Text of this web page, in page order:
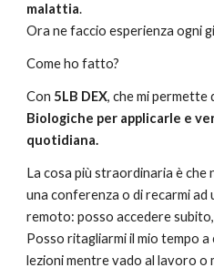
malattia.
Orane faccio esperienza ogni
Come ho fatto?
Con 5LB DEX, che mi permette
Biologiche per applicarle e
quotidiana.
La cosa più straordinaria è
una conferenza o di recarmi ad
remoto: posso accedere
Posso ritagliarmi il mio tempo
lezioni mentre vado al lavoro o